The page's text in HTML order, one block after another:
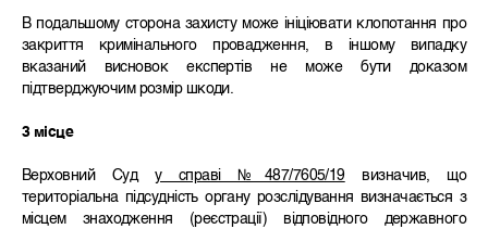
В подальшому сторона захисту може ініціювати клопотання про
закриття кримінального провадження, в іншому випадку
вказаний висновок експертів не може бути доказом
підтверджуючим розмір шкоди.
3 місце
Верховний Суд у справі №487/7605/19 визначив, що
територіальна підсудність органу розслідування визначається з
місцем знаходження (реєстрації) відповідного державного